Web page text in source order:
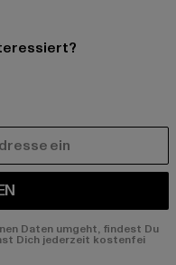
Daten umgeht, findest Du
Dich jederzeit kostenfei